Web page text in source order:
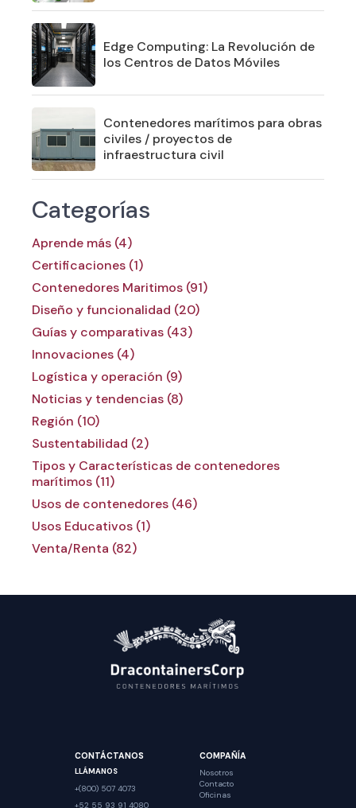
Edge Computing: La Revolución de
los Centros de Datos Móviles
Contenedores marítimos para obras
civiles / proyectos de
infraestructura civil
Categorías
Aprende más (4)
Certificaciones (1)
Contenedores Maritimos (91)
Diseño y funcionalidad (20)
Guías y comparativas (43)
Innovaciones (4)
Logística y operación (9)
Noticias y tendencias (8)
Región (10)
Sustentabilidad (2)
Tipos y Características de contenedores
marítimos (11)
Usos de contenedores (46)
Usos Educativos (1)
Venta/Renta (82)
CONTÁCTANOS
LLÁMANOS
+(800) 507 4073
+52 55 93 91 4080
COMPAÑÍA
Nosotros
Contacto
Oficinas